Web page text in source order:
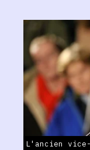
L'ancien